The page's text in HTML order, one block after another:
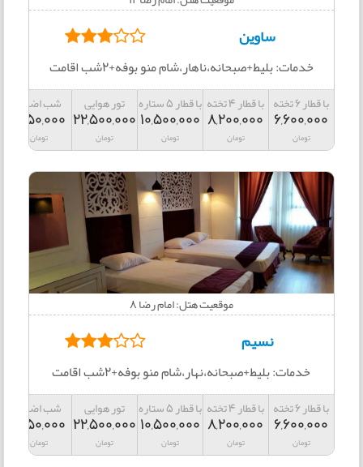
ساوین
خدمات: بلیط+صبحانه،ناهار،شام منو بوفه+2شب اقامت
با قطار 6 تخته
6,600,000
تومان
با قطار 4 تخته
8,200,000
تومان
با قطار 5 ستاره
10,500,000
تومان
تور هوایی
22,500,000
تومان
شب اضافه
1,550,000
تومان
موقعیت هتل: امام رضا 8
نسیم
خدمات: بلیط+صبحانه،نهار،شام منو بوفه+2شب اقامت
با قطار 6 تخته
6,600,000
تومان
با قطار 4 تخته
8,200,000
تومان
با قطار 5 ستاره
10,500,000
تومان
تور هوایی
22,500,000
تومان
شب اضافه
1,550,000
تومان